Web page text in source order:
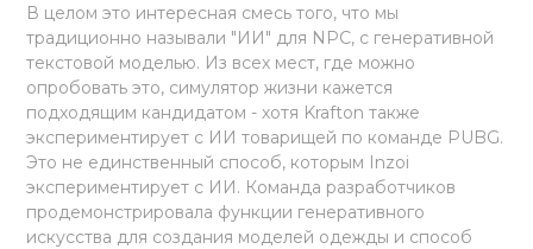
В целом это интересная смесь того, что мы
традиционно называли "ИИ" для NPC, с генеративной
текстовой моделью. Из всех мест, где можно
опробовать это, симулятор жизни кажется
подходящим кандидатом - хотя Krafton также
экспериментирует с ИИ товарищей по команде PUBG.
Это не единственный способ, которым Inzoi
экспериментирует с ИИ. Команда разработчиков
продемонстрировала функции генеративного
искусства для создания моделей одежды и способ